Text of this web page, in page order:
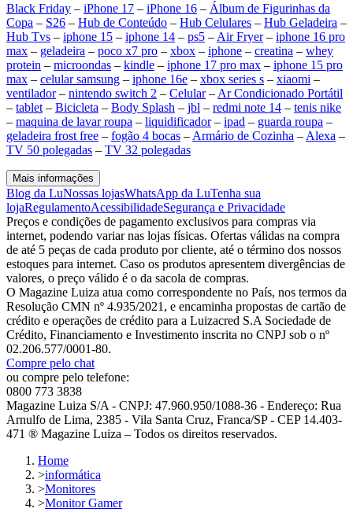
Black Friday – iPhone 17 – iPhone 16 – Álbum de Figurinhas da
Copa – S26 – Hub de Conteúdo – Hub Celulares – Hub Geladeira –
Hub Tvs – iphone 15 – iphone 14 – ps5 – Air Fryer– iphone 16 pro
max – geladeira – poco x7 pro – xbox – iphone – creatina – whey
protein – microondas – kindle – iphone 17 pro max – iphone 15 pro
max – celular samsung – iphone 16e – xbox series s – xiaomi –
ventilador– nintendo switch 2 – Celular– Ar Condicionado Portátil
– tablet – Bicicleta – Body Splash – jbl – redmi note 14 – tenis nike
– maquina de lavar roupa – liquidificador– ipad – guarda roupa –
geladeira frost free – fogão 4 bocas – Armário de Cozinha – Alexa –
TV 50 polegadas – TV 32 polegadas
Mais informações
Blog da LuNossas lojasWhatsApp da LuTenha sua
lojaRegulamentoAcessibilidadeSegurança e Privacidade
Preços e condições de pagamento exclusivos para compras via
internet, podendo variar nas lojas físicas. Ofertas válidas na compra
de até 5 peças de cada produto por cliente, até o término dos nossos
estoques para internet. Caso os produtos apresentem divergências de
valores, o preço válido é o da sacola de compras.
O Magazine Luiza atua como correspondente no País, nos termos da
Resolução CMN nº 4.935/2021, e encaminha propostas de cartão de
crédito e operações de crédito para a Luizacred S.A Sociedade de
Crédito, Financiamento e Investimento inscrita no CNPJ sob o nº
02.206.577/0001-80.
Compre pelo chat
ou compre pelo telefone:
0800 773 3838
Magazine Luiza S/A - CNPJ: 47.960.950/1088-36 - Endereço: Rua
Arnulfo de Lima, 2385 - Vila Santa Cruz, Franca/SP - CEP 14.403-
471 ® Magazine Luiza – Todos os direitos reservados.
Home
>informática
>Monitores
>Monitor Gamer